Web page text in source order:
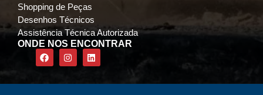
Shopping de Peças
Desenhos Técnicos
Assistência Técnica Autorizada
ONDE NOS ENCONTRAR